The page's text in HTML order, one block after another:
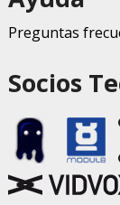
Preguntas
Socios